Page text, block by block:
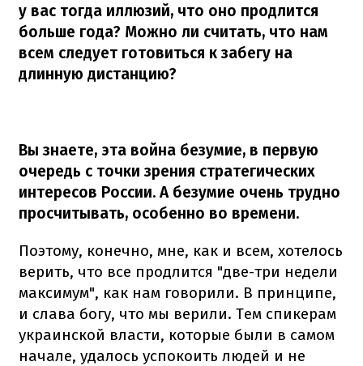
у вас тогда иллюзий, что оно продлится
больше года? Можно ли считать, что нам
всем следует готовиться к забегу на
длинную дистанцию?
Вы знаете, эта война безумие, в первую
очередь с точки зрения стратегических
интересов России. А безумие очень трудно
просчитывать, особенно во времени.
Поэтому, конечно, мне, как и всем, хотелось
верить, что все продлится "две-три недели
максимум", как нам говорили. В принципе,
и слава богу, что мы верили. Тем спикерам
украинской власти, которые были в самом
начале, удалось успокоить людей и не